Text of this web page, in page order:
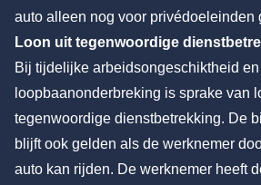
auto alleen nog voor privédoeleinden
Loon uit tegenwoordige
Bij tijdelijke arbeidsongeschiktheid en
loopbaanonderbreking is sprake van
tegenwoordige dienstbetrekking. De
blijft ook gelden als de werknemer
auto kan rijden. De werknemer heeft